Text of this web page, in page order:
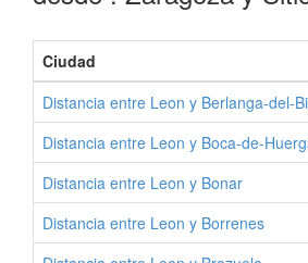
Ciudad
Distancia entre Leon y Berlanga-del-
Distancia entre Leon y Boca-de-
Distancia entre Leon y Bonar
Distancia entre Leon y Borrenes